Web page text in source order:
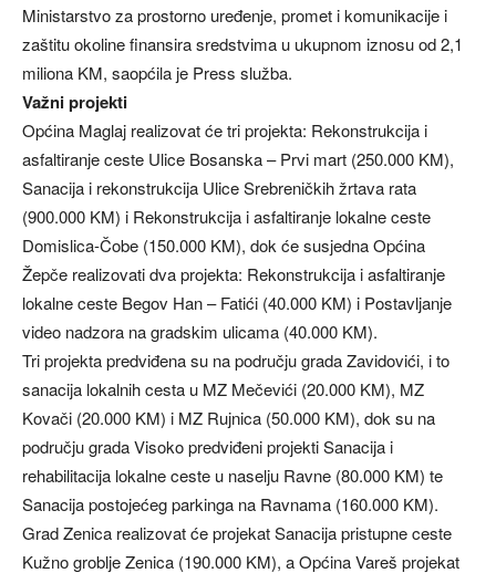
Ministarstvo za prostorno uređenje, promet i komunikacije i
zaštitu okoline finansira sredstvima u ukupnom iznosu od 2,1
miliona KM, saopćila je Press služba.
Važni projekti
Općina Maglaj realizovat će tri projekta: Rekonstrukcija i
asfaltiranje ceste Ulice Bosanska – Prvi mart (250.000 KM),
Sanacija i rekonstrukcija Ulice Srebreničkih žrtava rata
(900.000 KM) i Rekonstrukcija i asfaltiranje lokalne ceste
Domislica-Čobe (150.000 KM), dok će susjedna Općina
Žepče realizovati dva projekta: Rekonstrukcija i asfaltiranje
lokalne ceste Begov Han – Fatići (40.000 KM) i Postavljanje
video nadzora na gradskim ulicama (40.000 KM).
Tri projekta predviđena su na području grada Zavidovići, i to
sanacija lokalnih cesta u MZ Mečevići (20.000 KM), MZ
Kovači (20.000 KM) i MZ Rujnica (50.000 KM), dok su na
području grada Visoko predviđeni projekti Sanacija i
rehabilitacija lokalne ceste u naselju Ravne (80.000 KM) te
Sanacija postojećeg parkinga na Ravnama (160.000 KM).
Grad Zenica realizovat će projekat Sanacija pristupne ceste
Kužno groblje Zenica (190.000 KM), a Općina Vareš projekat